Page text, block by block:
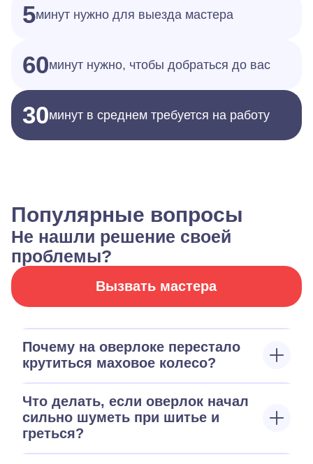
5минут нужно для выезда мастера
60минут нужно, чтобы добраться до вас
30минут в среднем требуется на работу
Популярные вопросы
Не нашли решение своей
проблемы?
Вызвать мастера
Почему на оверлоке перестало
крутиться маховое колесо?
Что делать, если оверлок начал
сильно шуметь при шитье и
греться?